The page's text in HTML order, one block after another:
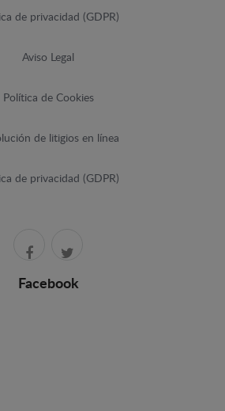
de privacidad (GDPR)
Aviso Legal
Política de Cookies
de litigios en línea
de privacidad (GDPR)
Facebook